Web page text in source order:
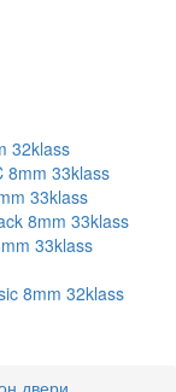
32klass
8mm 33klass
33klass
8mm 33klass
33klass
8mm 32klass
двери